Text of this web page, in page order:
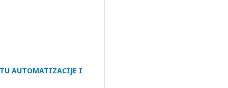
AUTOMATIZACIJE I